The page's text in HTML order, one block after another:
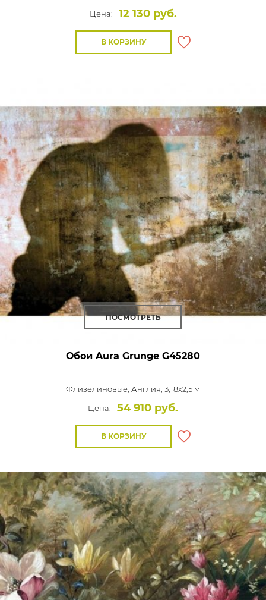
Цена:
12 130 руб.
В КОРЗИНУ
ПОСМОТРЕТЬ
Обои Aura Grunge G45280
Флизелиновые, Англия, 3,18x2,5 м
Цена:
54 910 руб.
В КОРЗИНУ